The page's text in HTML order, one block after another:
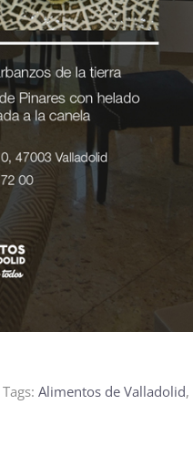
Tags: Alimentos de Valladolid,